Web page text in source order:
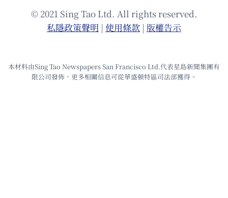
© 2021 Sing Tao Ltd. All rights reserved.
私隱政策聲明 | 使⽤條款 | 版權告⽰
本材料由Sing Tao Newspapers San Francisco Ltd.代表星島新聞集團有
限公司發佈，更多相關信息可從華盛頓特區司法部獲得。